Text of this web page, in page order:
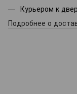
Курьером к
Подробнее о